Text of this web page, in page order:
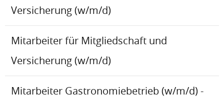
Versicherung (w/m/d)
Mitarbeiter für Mitgliedschaft und
Versicherung (w/m/d)
Mitarbeiter Gastronomiebetrieb (w/m/d) -